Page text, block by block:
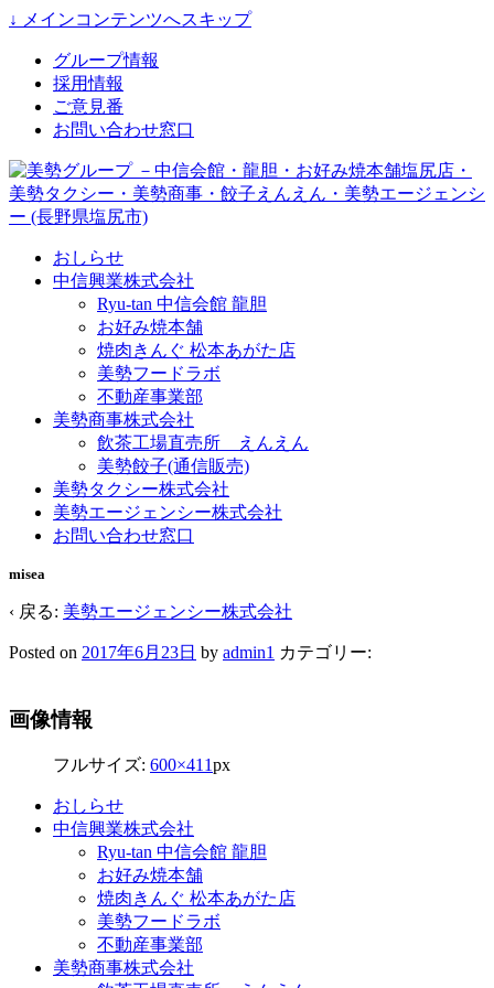
↓ メインコンテンツへスキップ
グループ情報
採用情報
ご意見番
お問い合わせ窓口
おしらせ
中信興業株式会社
Ryu-tan 中信会館 龍胆
お好み焼本舗
焼肉きんぐ 松本あがた店
美勢フードラボ
不動産事業部
美勢商事株式会社
飲茶工場直売所 えんえん
美勢餃子(通信販売)
美勢タクシー株式会社
美勢エージェンシー株式会社
お問い合わせ窓口
misea
‹ 戻る: 美勢エージェンシー株式会社
Posted on 2017年6月23日 by admin1 カテゴリー:
画像情報
フルサイズ: 600×411px
おしらせ
中信興業株式会社
Ryu-tan 中信会館 龍胆
お好み焼本舗
焼肉きんぐ 松本あがた店
美勢フードラボ
不動産事業部
美勢商事株式会社